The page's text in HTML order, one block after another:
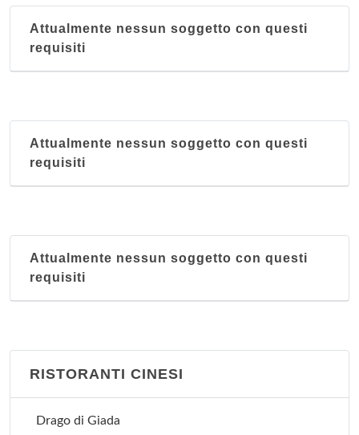
Attualmente nessun soggetto con questi
requisiti
Attualmente nessun soggetto con questi
requisiti
Attualmente nessun soggetto con questi
requisiti
RISTORANTI CINESI
Drago di Giada